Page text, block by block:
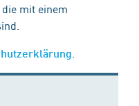
mit einem